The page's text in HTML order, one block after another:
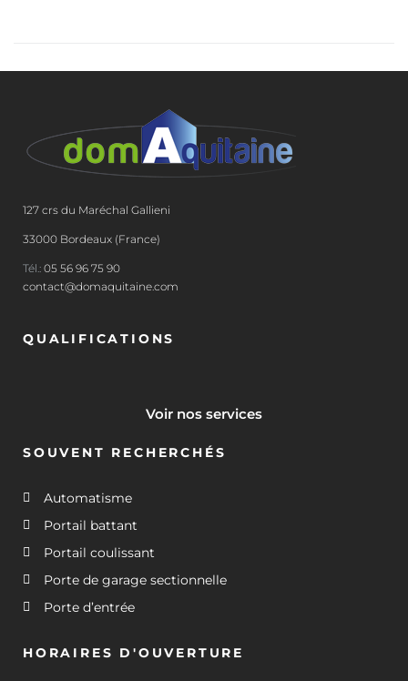
127 crs du Maréchal Gallieni
33000 Bordeaux (France)
Tél.: 05 56 96 75 90
contact@domaquitaine.com
QUALIFICATIONS
Voir nos services
SOUVENT RECHERCHÉS
Automatisme
Portail battant
Portail coulissant
Porte de garage sectionnelle
Porte d’entrée
HORAIRES D'OUVERTURE